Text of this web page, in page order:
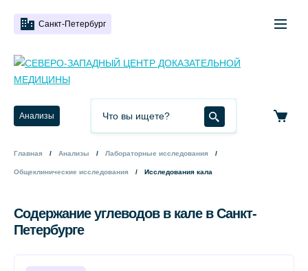
Санкт-Петербург
Анализы
Главная Анализы Лабораторные исследования
Общеклинические исследования Исследования кала
Содержание углеводов в кале в Санкт-
Петербурге